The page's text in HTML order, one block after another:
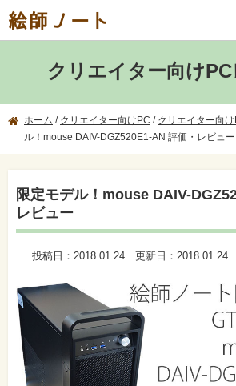
絵師ノート
クリエイター向け
ホーム / クリエイター向けPC / クリエイター向
ル！mouse DAIV-DGZ520E1-AN 評価・レビュー
限定モデル！mouse DAIV-
レビュー
投稿日： 2018.01.24 更新日： 2018.01.24